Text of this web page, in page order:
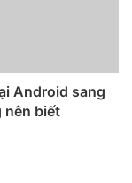
đều đua nhau ra
vẫn như thường
còn lại, bởi lẽ
chứ không phải
qua, Apple mới
Android sang
nên biết